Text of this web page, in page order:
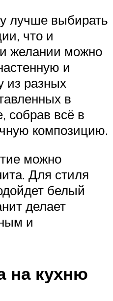
лучше выбирать
что и
желании можно
и
из разных
в
собрав всё в
композицию.
можно
Для стиля
белый
делает
и
на кухню